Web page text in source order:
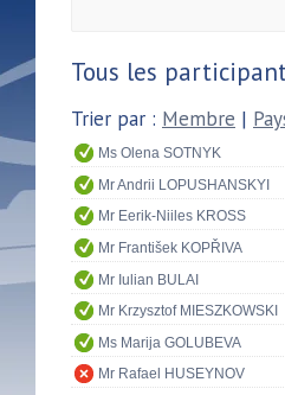
Tous les
Trier par : Membre |
Ms Olena SOTNYK
Mr Andrii LOPUSHANSKYI
Mr Eerik-Niiles KROSS
Mr František KOPŘIVA
Mr Iulian BULAI
Mr Krzysztof MIESZKOWSKI
Ms Marija GOLUBEVA
Mr Rafael HUSEYNOV